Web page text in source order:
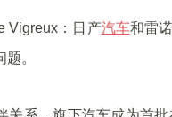
Vigreux：日产汽车和雷
。